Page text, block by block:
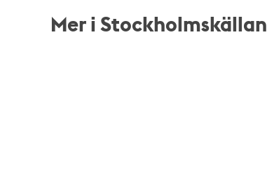
Mer i Stockholmskällan